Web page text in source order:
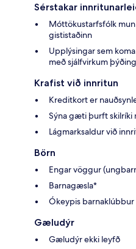
Sérstakar
Móttökustarfsfólk
gististaðinn
Upplýsingar sem
með sjálfvirkum
Krafist við innritun
Kreditkort er
Sýna gæti þurft skilríki
Lágmarksaldur við
Börn
Engar vöggur
Barnagæsla*
Ókeypis barnaklúbbur
Gæludýr
Gæludýr ekki leyfð